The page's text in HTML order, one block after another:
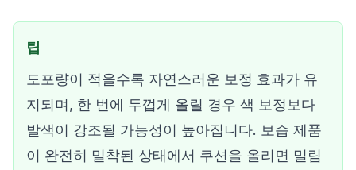
팁
도포량이 적을수록 자연스러운 보정 효과가 유
지되며, 한 번에 두껍게 올릴 경우 색 보정보다
발색이 강조될 가능성이 높아집니다. 보습 제품
이 완전히 밀착된 상태에서 쿠션을 올리면 밀림